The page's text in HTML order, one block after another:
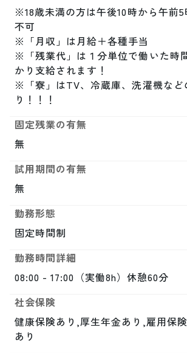
※18歳未満の方は午後10時から午前
不可
※「月収」は月給＋各種手当
※「残業代」は１分単位で働いた時
かり支給されます！
※「寮」はTV、冷蔵庫、洗濯機など
り！！！
固定残業の有無
無
試用期間の有無
無
勤務形態
固定時間制
勤務時間詳細
08:00 - 17:00（実働8h）休憩60分
社会保険
健康保険あり,厚生年金あり,雇用保
あり